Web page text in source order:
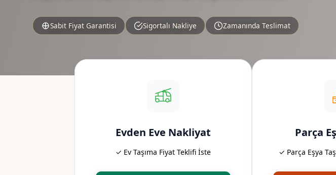
Sabit Fiyat Garantisi Sigortalı Nakliye Zamanında Teslimat
Evden Eve Nakliyat
✓ Ev Taşıma Fiyat Teklifi İste
Parça
✓ Parça Eşya